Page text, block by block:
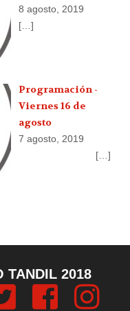
8 agosto, 2019
[…]
Programación -
Viernes 16 de
agosto
7 agosto, 2019
[…]
TANDIL 2018